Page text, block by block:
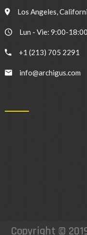
Los Angeles,
Lun - Vie: 9:00-18:00
+1 (213) 705 2291
info@archigus.com
Copyright ©